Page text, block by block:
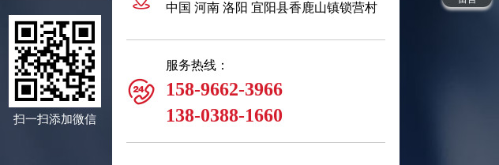
扫一扫添加微信
中国 河南 洛阳 宜阳县香鹿山镇锁营村
服务热线：
158-9662-3966
138-0388-1660